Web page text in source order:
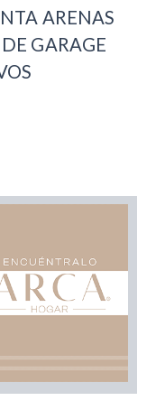
ARENAS
GARAGE